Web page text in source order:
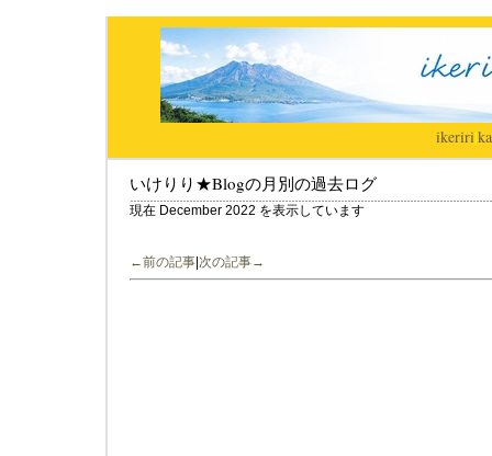
ikeriri|
いけりり★Blogの月別の過去ログ
現在 December 2022 を表示しています
←前の記事 次の記事→